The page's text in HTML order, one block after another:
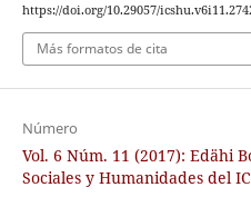
https://doi.org/10.29057/
Más formatos de cita
Número
Vol. 6 Núm. 11 (2017): Edähi
Sociales y Humanidades del